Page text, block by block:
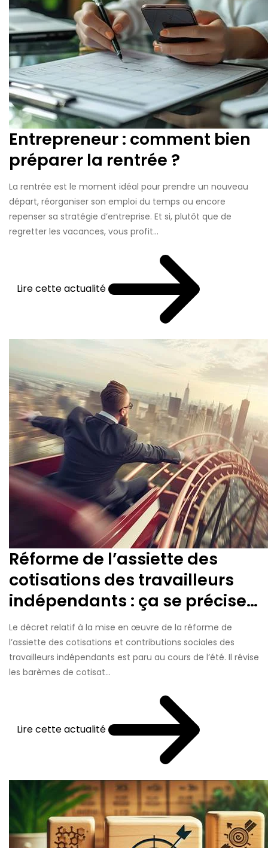
Entrepreneur : comment bien
préparer la rentrée ?
La rentrée est le moment idéal pour prendre un nouveau
départ, réorganiser son emploi du temps ou encore
repenser sa stratégie d’entreprise. Et si, plutôt que de
regretter les vacances, vous profit...
Lire cette actualité
Réforme de l’assiette des
cotisations des travailleurs
indépendants : ça se précise…
Le décret relatif à la mise en œuvre de la réforme de
l’assiette des cotisations et contributions sociales des
travailleurs indépendants est paru au cours de l’été. Il révise
les barèmes de cotisat...
Lire cette actualité